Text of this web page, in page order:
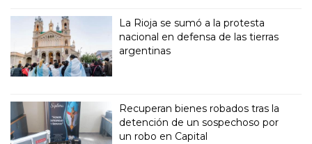
La Rioja se sumó a la protesta
nacional en defensa de las tierras
argentinas
Recuperan bienes robados tras la
detención de un sospechoso por
un robo en Capital